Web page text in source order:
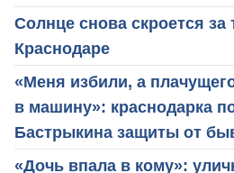
Солнце снова скроется за
Краснодаре
«Меня избили, а
в машину»: краснодарка
Бастрыкина защиты от
«Дочь впала в кому»: